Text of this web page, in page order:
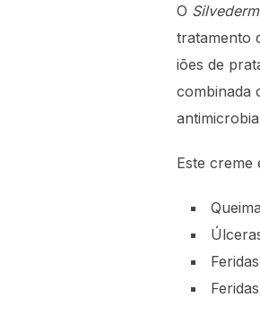
O
tratamento
iões de
combinada
Este creme